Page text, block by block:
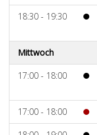
18:30 - 19:30
Mittwoch
17:00 - 18:00
17:00 - 18:00